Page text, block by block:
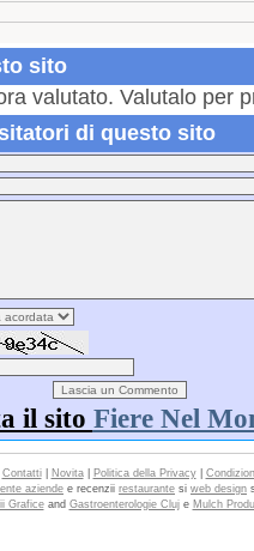
sito
valutato. Valutalo per
di questo sito
il sito Fiere Nel
Contatti| Novita| Politica della Privacy|
aziende e recenzii restaurante si web design
Graficeand Gastroenterologie Cluje Mulch